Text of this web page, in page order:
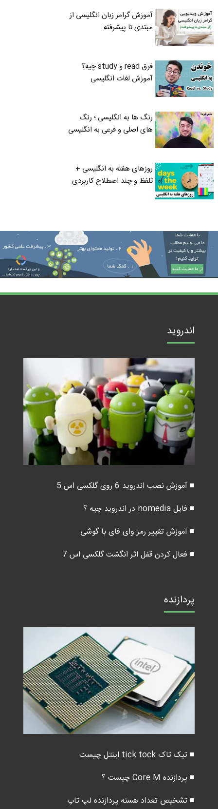
آموزش گرامر زبان انگلیسی از
مبتدی تا پیشرفته
فرق read و study چیه؟
آموزش لغات انگلیسی
رنگ ها به انگلیسی ؛ رنگ
های اصلی و فرعی به انگلیسی
روزهای هفته به انگلیسی +
تلفظ و چند اصطلاح کاربردی
اندروید
■ آموزش نصب اندروید 6 روی گلکسی اس 5
■ فایل nomedia در اندروید چیه ؟
■ آموزش تغییر رمز وای فای با گوشی
■ فعال کردن قفل اثر انگشت گلکسی اس 7
پردازنده
■ تیک تاک tick tock اینتل چیست
■ پردازنده Core M چیست ؟
■ تشخیص تعداد هسته پردازنده لپ تاپ